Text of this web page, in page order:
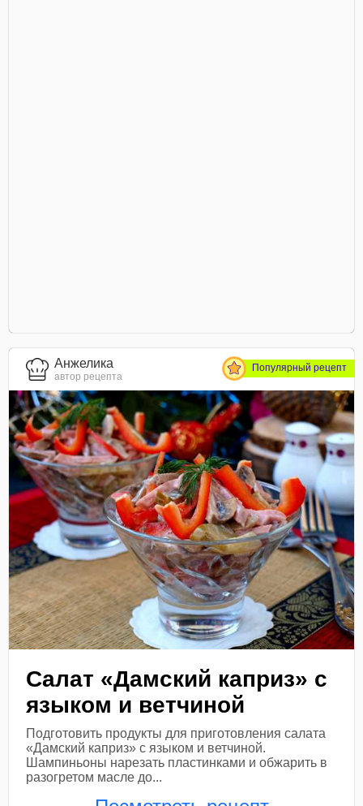
Анжелика
автор рецепта
Популярный рецепт
Салат «Дамский каприз» с
языком и ветчиной
Подготовить продукты для приготовления салата
«Дамский каприз» с языком и ветчиной.
Шампиньоны нарезать пластинками и обжарить в
разогретом масле до...